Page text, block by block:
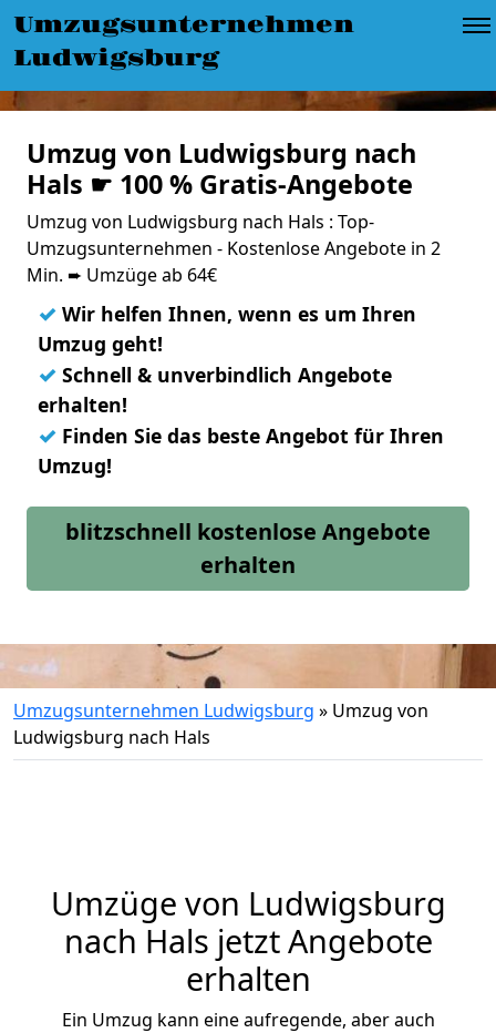
Umzugsunternehmen
Ludwigsburg
Umzug von Ludwigsburg nach
Hals ☛ 100 % Gratis-Angebote
Umzug von Ludwigsburg nach Hals : Top-
Umzugsunternehmen - Kostenlose Angebote in 2
Min. ➨ Umzüge ab 64€
✓ Wir helfen Ihnen, wenn es um Ihren
Umzug geht!
✓ Schnell & unverbindlich Angebote
erhalten!
✓ Finden Sie das beste Angebot für Ihren
Umzug!
blitzschnell kostenlose Angebote
erhalten
Umzugsunternehmen Ludwigsburg » Umzug von
Ludwigsburg nach Hals
Umzüge von Ludwigsburg
nach Hals jetzt Angebote
erhalten
Ein Umzug kann eine aufregende, aber auch